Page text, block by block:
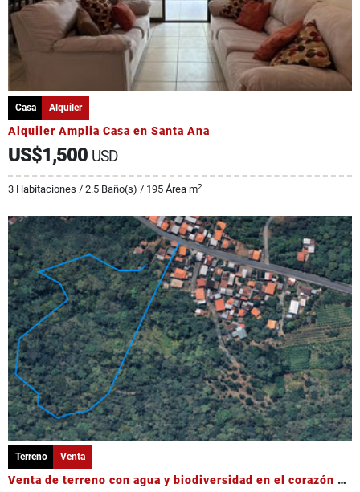
Casa Alquiler
Alquiler Amplia Casa en Santa Ana
US$1,500 USD
3 Habitaciones / 2.5 Baño(s) / 195 Área m2
Terreno Venta
Venta de terreno con agua y biodiversidad en el corazón de Occidente